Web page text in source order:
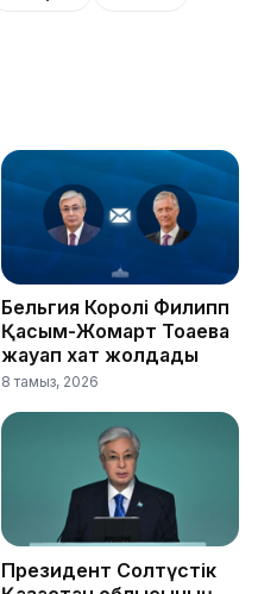
Бельгия Королі Филипп
Қасым-Жомарт Тоқаевқа
жауап хат жолдады
8 тамыз, 2026
Президент Солтүстік